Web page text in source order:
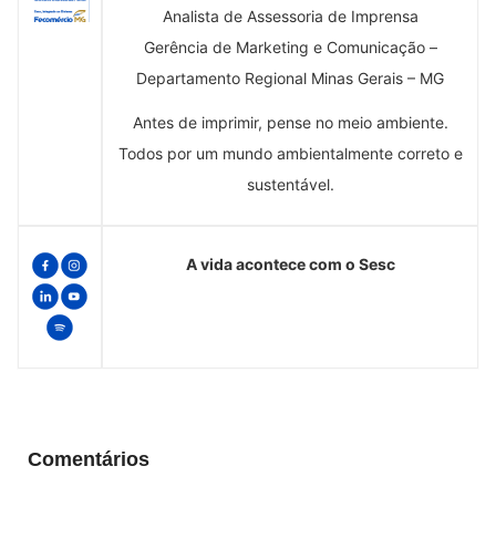
Analista de Assessoria de Imprensa
Gerência de Marketing e Comunicação –
Departamento Regional Minas Gerais – MG
Antes de imprimir, pense no meio ambiente.
Todos por um mundo ambientalmente correto e
sustentável.
A vida acontece com o Sesc
Comentários